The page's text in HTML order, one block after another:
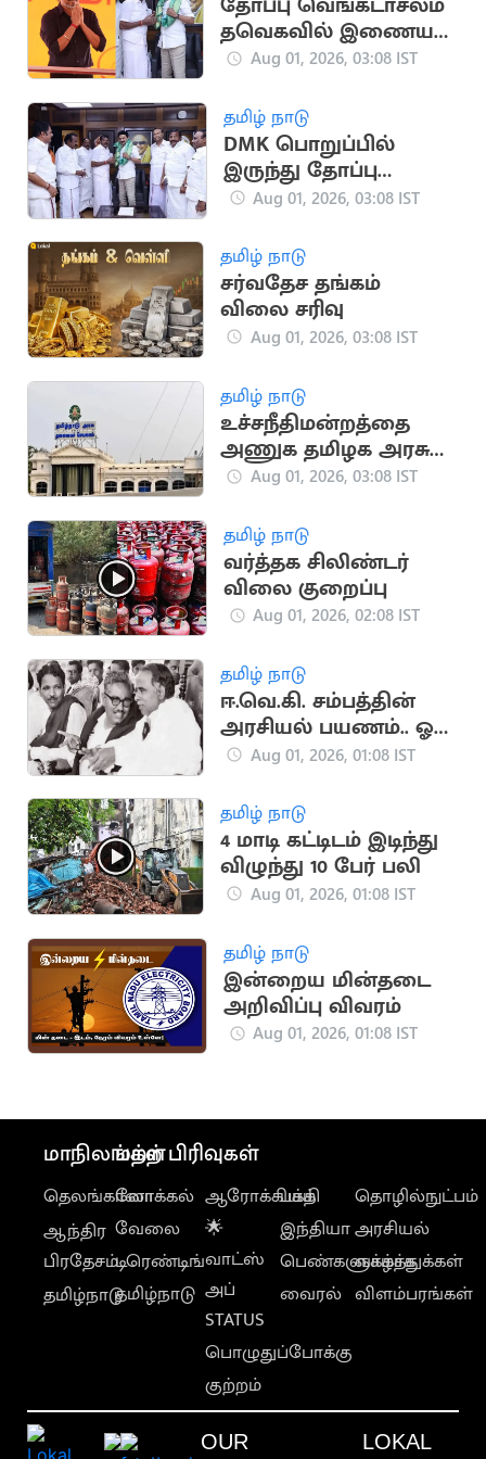
தவெகவில் இணைய
திட்டம்?
Aug 01, 2026, 03:08 IST
தமிழ் நாடு
DMK பொறுப்பில்
இருந்து தோப்பு
வெங்கடாசலம்
Aug 01, 2026, 03:08 IST
தமிழ் நாடு
சர்வதேச தங்கம்
விலை சரிவு
Aug 01, 2026, 03:08 IST
தமிழ் நாடு
உச்சநீதிமன்றத்தை
அணுக தமிழக அரசு
முடிவுAug 01, 2026, 03:08 IST
தமிழ் நாடு
வர்த்தக சிலிண்டர்
விலை குறைப்பு
Aug 01, 2026, 02:08 IST
தமிழ் நாடு
ஈ.வெ.கி. சம்பத்தின்
அரசியல் பயணம்.. ஓர்
பார்வை
Aug 01, 2026, 01:08 IST
தமிழ் நாடு
4 மாடி கட்டிடம் இடிந்து
விழுந்து 10 பேர் பலி
Aug 01, 2026, 01:08 IST
தமிழ் நாடு
இன்றைய மின்தடை
அறிவிப்பு விவரம்
Aug 01, 2026, 01:08 IST
மாநிலங்கள்
தெலங்கானா
ஆந்திர
பிரதேசம்
தமிழ்நாடு
மற்ற பிரிவுகள்
லோக்கல்
வேலை
டிரெண்டிங்
தமிழ்நாடு
ஆரோக்கியம்
🌟
வாட்ஸ்
அப்
STATUS
பொழுதுப்போக்கு
குற்றம்
பக்தி
இந்தியா
பெண்களுக்காக
வைரல்
தொழில்நுட்பம்
அரசியல்
வாழ்த்துக்கள்
விளம்பரங்கள்
OUR LOKAL